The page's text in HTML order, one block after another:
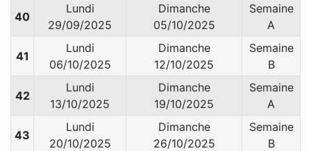
40
Lundi
29/09/2025
Dimanche
05/10/2025
Semaine
A
41
Lundi
06/10/2025
Dimanche
12/10/2025
Semaine
B
42
Lundi
13/10/2025
Dimanche
19/10/2025
Semaine
A
43
Lundi
20/10/2025
Dimanche
26/10/2025
Semaine
B